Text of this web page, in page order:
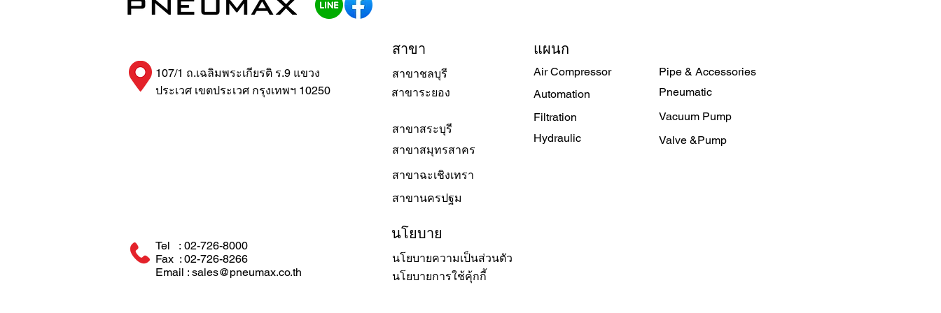
สาขาระยอง
107/1 ถ.เฉลิมพระเกียรติ ร.9 แขวง
ประเวศ เขตประเวศ กรุงเทพฯ 10250
สาขา
สาขาสระบุรี
แผนก
Air Compressor
Automation
Filtration
Hydraulic
Pipe & Accessories
Pneumatic
Vacuum Pump
Valve &Pump
สาขาชลบุรี
สาขาสมุทรสาคร
สาขาฉะเชิงเทรา
สาขานครปฐม
Tel : 02-726-8000
Fax : 02-726-8266
Email : sales@pneumax.co.th
นโยบาย
นโยบายความเป็นส่วนตัว
นโยบายการใช้คุ้กกี้